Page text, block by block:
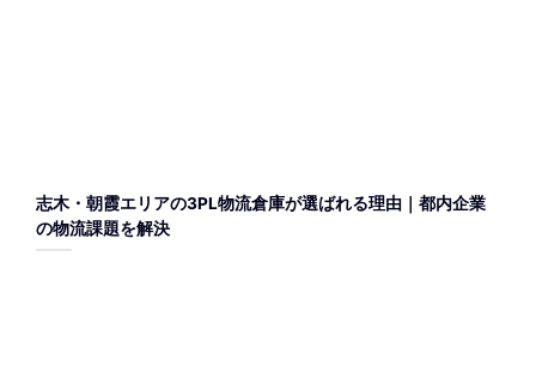
志木・朝霞エリアの3PL物流倉庫が選ばれる理由｜都内企業
の物流課題を解決